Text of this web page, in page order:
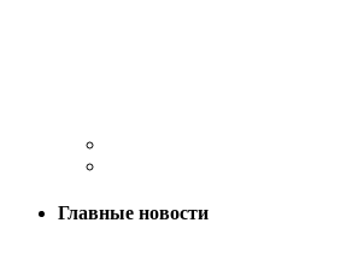
Главные новости